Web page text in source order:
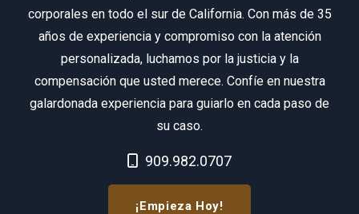
corporales en todo el sur de California. Con más de 35
años de experiencia y compromiso con la atención
personalizada, luchamos por la justicia y la
compensación que usted merece. Confíe en nuestra
galardonada experiencia para guiarlo en cada paso de
su caso.
Call Now at
909.982.0707
¡Empieza Hoy!